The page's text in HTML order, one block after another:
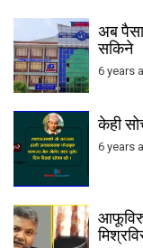
अब
सकिने
6 years
केही
6 years